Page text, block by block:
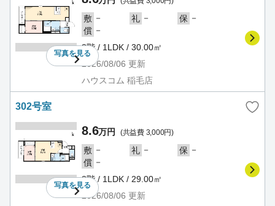
写真を見る
敷 － 礼 － 保 －
償 －
3階 / 1LDK / 30.00㎡
2026/08/06 更新
ハウスコム 稲毛店
302号室
写真を見る
8.6万円 (共益費 3,000円)
敷 － 礼 － 保 －
償 －
3階 / 1LDK / 29.00㎡
2026/08/06 更新